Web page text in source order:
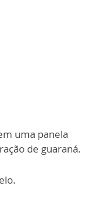
uma panela
de guaraná.